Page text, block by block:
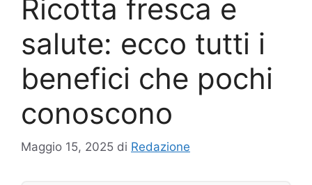
Ricotta fresca e
salute: ecco tutti i
benefici che pochi
conoscono
Maggio 15, 2025 di Redazione